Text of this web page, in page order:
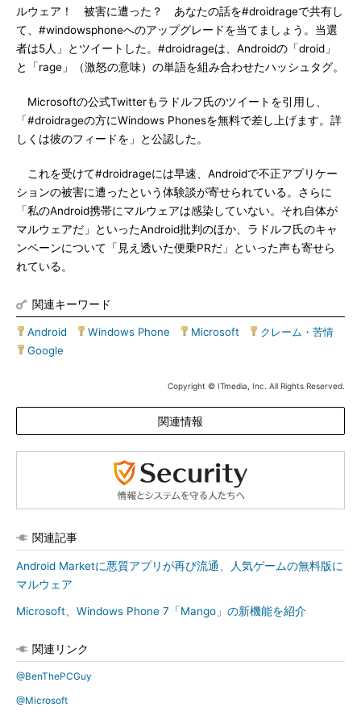
ルウェア！ 被害に遭った？ あなたの話を#droidrageで共有し
て、#windowsphoneへのアップグレードを当てましょう。当選
者は5人」とツイートした。#droidrageは、Androidの「droid」
と「rage」（激怒の意味）の単語を組み合わせたハッシュタグ。
Microsoftの公式Twitterもラドルフ氏のツイートを引用し、
「#droidrageの方にWindows Phonesを無料で差し上げます。詳
しくは彼のフィードを」と公認した。
これを受けて#droidrageには早速、Androidで不正アプリケー
ションの被害に遭ったという体験談が寄せられている。さらに
「私のAndroid携帯にマルウェアは感染していない。それ自体が
マルウェアだ」といったAndroid批判のほか、ラドルフ氏のキャ
ンペーンについて「見え透いた便乗PRだ」といった声も寄せら
れている。
関連キーワード
Android Windows Phone Microsoft クレーム・苦情
Google
Copyright © ITmedia, Inc. All Rights Reserved.
関連情報
関連記事
Android Marketに悪質アプリが再び流通、人気ゲームの無料版に
マルウェア
Microsoft、Windows Phone 7「Mango」の新機能を紹介
関連リンク
@BenThePCGuy
@Microsoft